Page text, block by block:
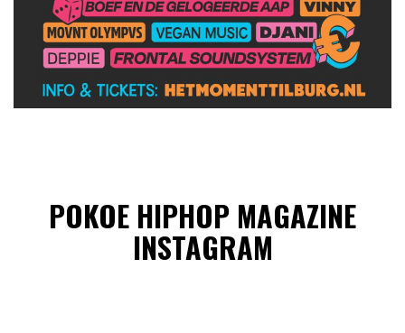
POKOE HIPHOP MAGAZINE
INSTAGRAM